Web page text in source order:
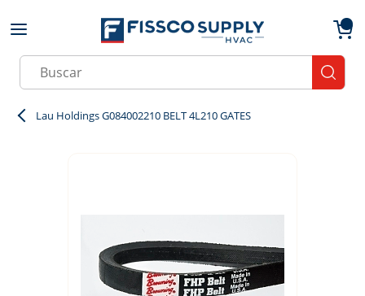
Skip to main content
Site Search
Lau Holdings G084002210 BELT 4L210 GATES